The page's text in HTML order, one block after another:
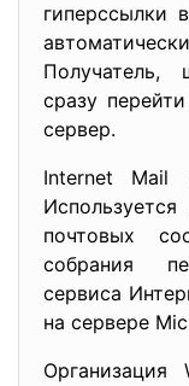
гиперссылки
Получатель,
сразу
сервер.
Internet Mail
почтовых
собрания
сервиса
на сервере